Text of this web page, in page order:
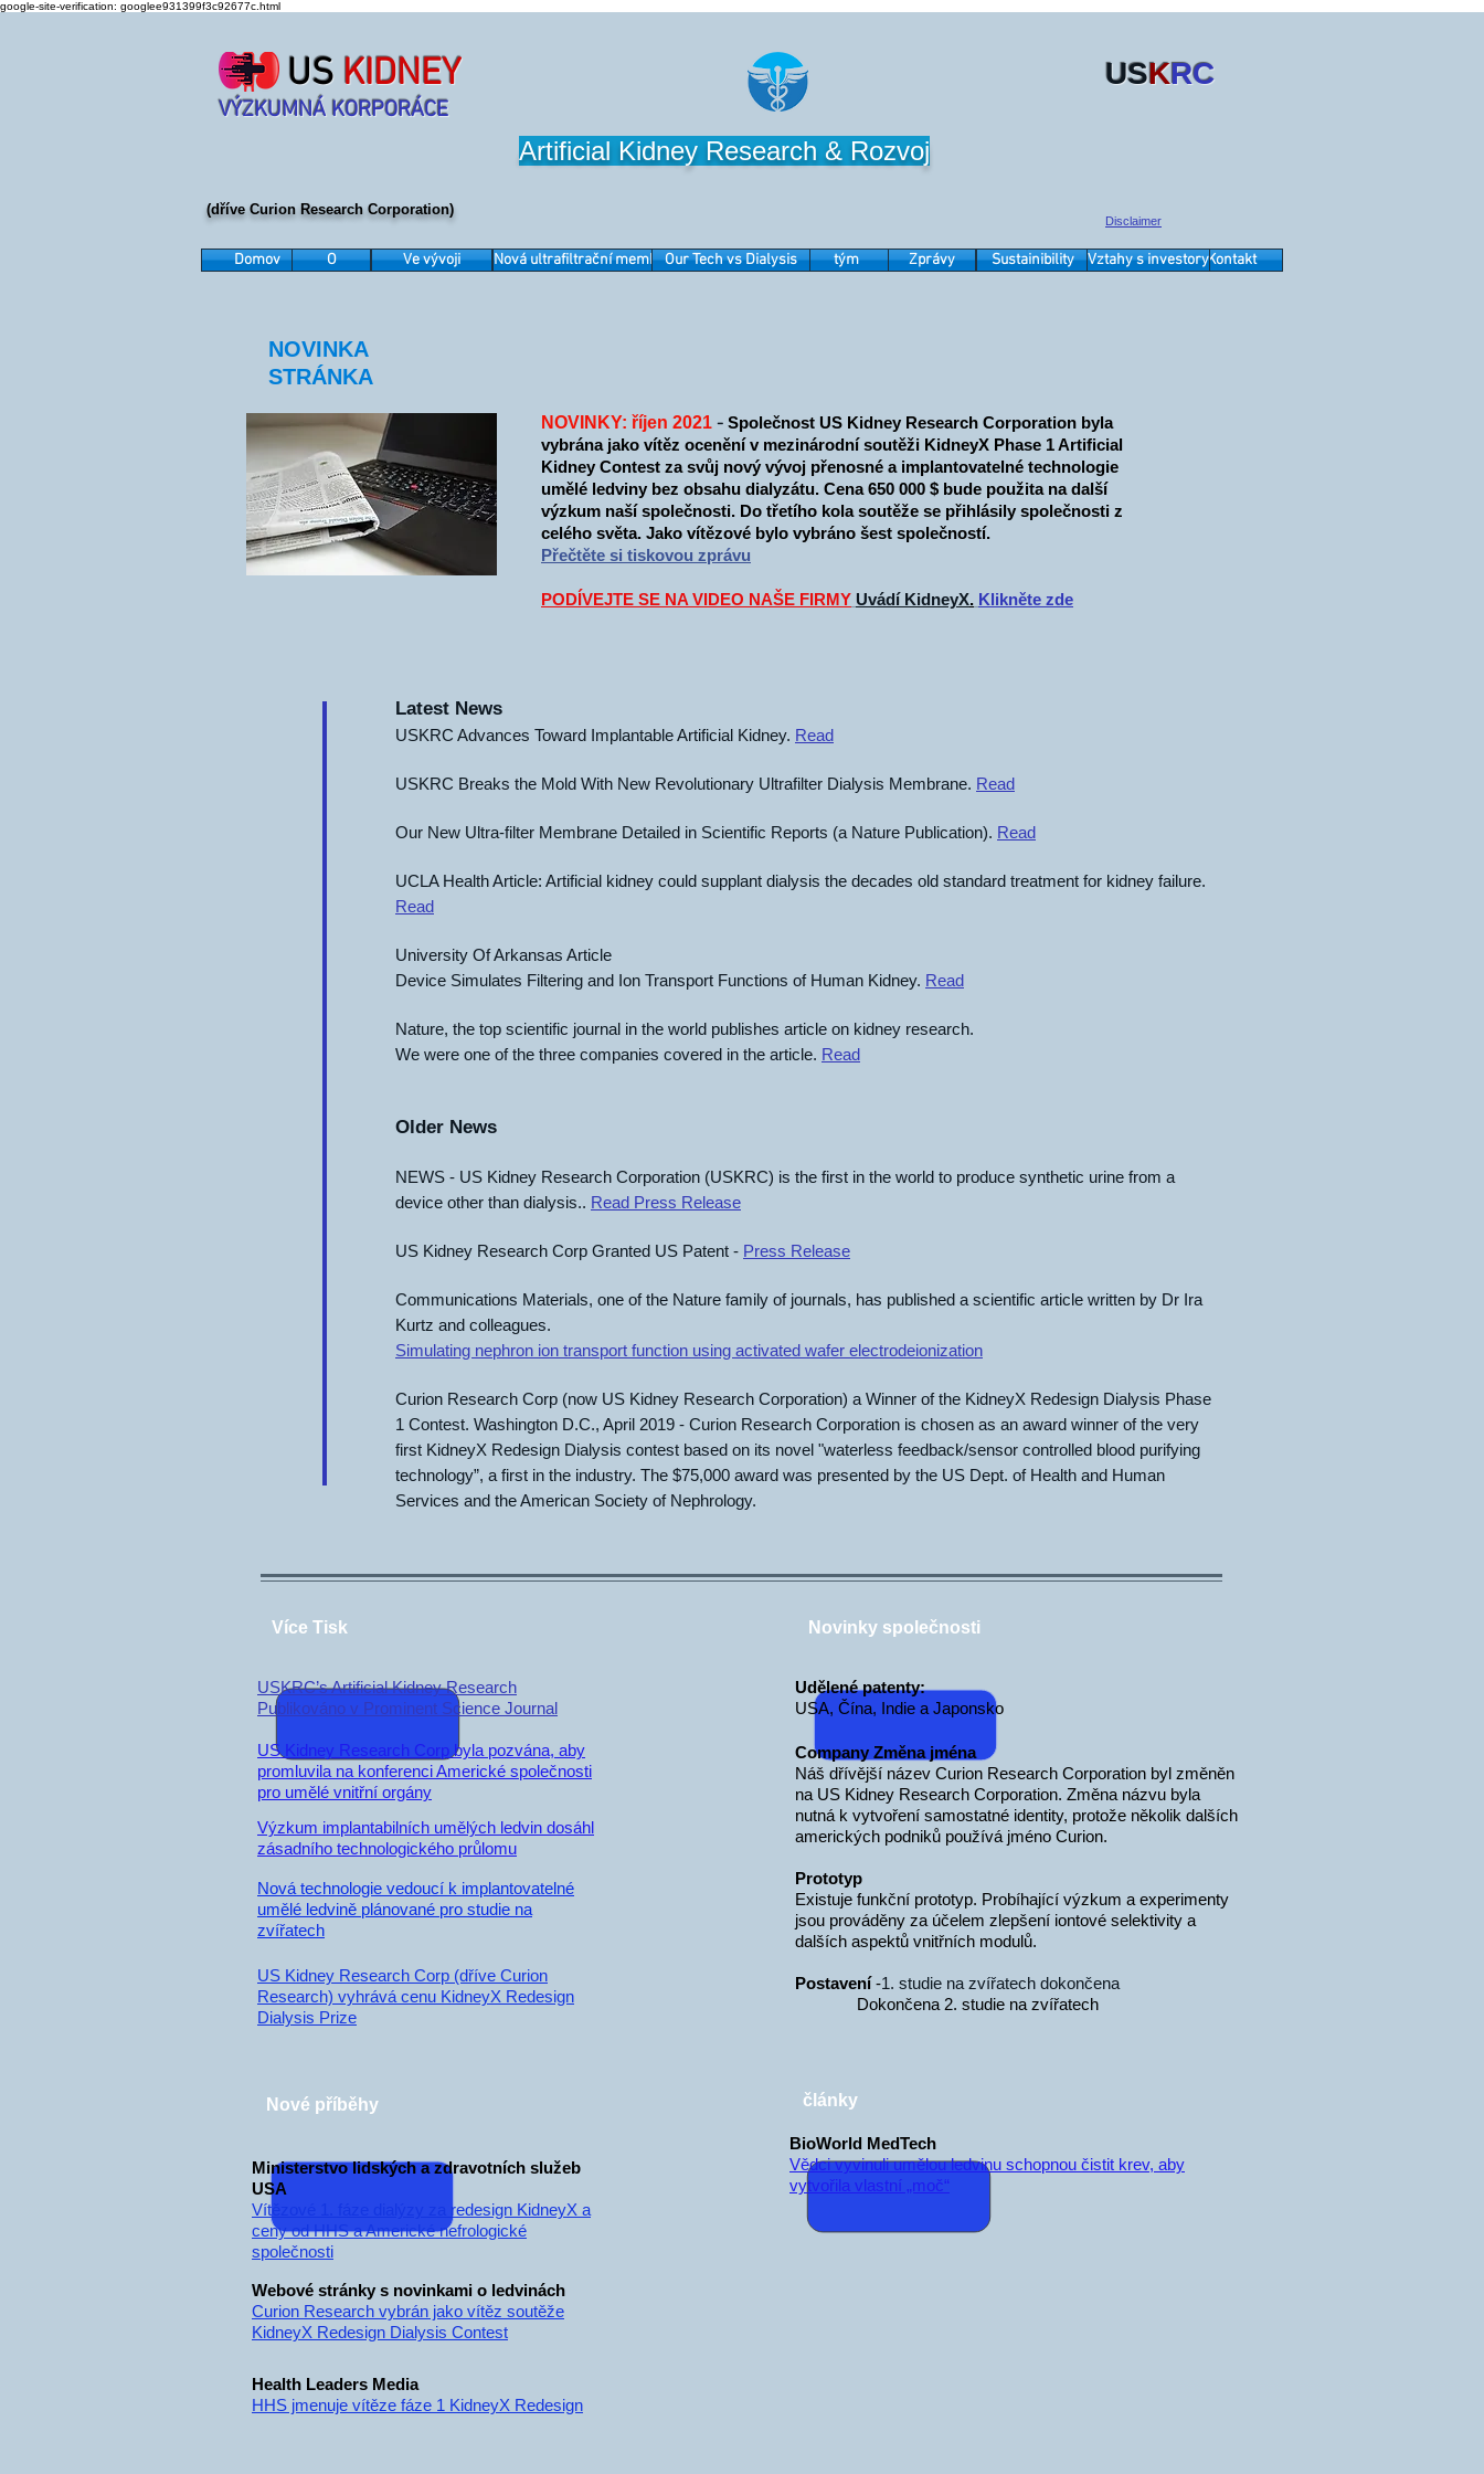
google-site-verification: googlee931399f3c92677c.html
US KIDNEY
VÝZKUMNÁ KORPORÁCE
USKRC
Artificial Kidney Research & Rozvoj
(dříve Curion Research Corporation)
Disclaimer
Domov O Ve vývoji Nová ultrafiltrační membrána tým Zprávy
Our Tech vs Dialysis Kontakt
Sustainibility Vztahy s investory
NOVINKA
STRÁNKA
NOVINKY: říjen 2021 - Společnost US Kidney Research Corporation byla
vybrána jako vítěz ocenění v mezinárodní soutěži KidneyX Phase 1 Artificial
Kidney Contest za svůj nový vývoj přenosné a implantovatelné technologie
umělé ledviny bez obsahu dialyzátu. Cena 650 000 $ bude použita na další
výzkum naší společnosti. Do třetího kola soutěže se přihlásily společnosti z
celého světa. Jako vítězové bylo vybráno šest společností.
Přečtěte si tiskovou zprávu
PODÍVEJTE SE NA VIDEO NAŠE FIRMY Uvádí KidneyX. Klikněte zde
Latest News
USKRC Advances Toward Implantable Artificial Kidney. Read
USKRC Breaks the Mold With New Revolutionary Ultrafilter Dialysis Membrane. Read
Our New Ultra-filter Membrane Detailed in Scientific Reports (a Nature Publication). Read
UCLA Health Article: Artificial kidney could supplant dialysis the decades old standard treatment for kidney failure.
Read
University Of Arkansas Article
Device Simulates Filtering and Ion Transport Functions of Human Kidney. Read
Nature, the top scientific journal in the world publishes article on kidney research.
We were one of the three companies covered in the article. Read
Older News
NEWS - US Kidney Research Corporation (USKRC) is the first in the world to produce synthetic urine from a
device other than dialysis.. Read Press Release
US Kidney Research Corp Granted US Patent - Press Release
Communications Materials, one of the Nature family of journals, has published a scientific article written by Dr Ira
Kurtz and colleagues.
Simulating nephron ion transport function using activated wafer electrodeionization
Curion Research Corp (now US Kidney Research Corporation) a Winner of the KidneyX Redesign Dialysis Phase
1 Contest. Washington D.C., April 2019 - Curion Research Corporation is chosen as an award winner of the very
first KidneyX Redesign Dialysis contest based on its novel "waterless feedback/sensor controlled blood purifying
technology”, a first in the industry. The $75,000 award was presented by the US Dept. of Health and Human
Services and the American Society of Nephrology.
Více Tisk
USKRC’s Artificial Kidney Research
Publikováno v Prominent Science Journal
US Kidney Research Corp byla pozvána, aby
promluvila na konferenci Americké společnosti
pro umělé vnitřní orgány
Výzkum implantabilních umělých ledvin dosáhl
zásadního technologického průlomu
Nová technologie vedoucí k implantovatelné
umělé ledvině plánované pro studie na
zvířatech
US Kidney Research Corp (dříve Curion
Research) vyhrává cenu KidneyX Redesign
Dialysis Prize
Nové příběhy
Ministerstvo lidských a zdravotních služeb
USA
Vítězové 1. fáze dialýzy za redesign KidneyX a
ceny od HHS a Americké nefrologické
společnosti
Webové stránky s novinkami o ledvinách
Curion Research vybrán jako vítěz soutěže
KidneyX Redesign Dialysis Contest
Health Leaders Media
HHS jmenuje vítěze fáze 1 KidneyX Redesign
Novinky společnosti
Udělené patenty:
USA, Čína, Indie a Japonsko
Company Změna jména
Náš dřívější název Curion Research Corporation byl změněn
na US Kidney Research Corporation. Změna názvu byla
nutná k vytvoření samostatné identity, protože několik dalších
amerických podniků používá jméno Curion.
Prototyp
Existuje funkční prototyp. Probíhající výzkum a experimenty
jsou prováděny za účelem zlepšení iontové selektivity a
dalších aspektů vnitřních modulů.
Postavení-1. studie na zvířatech dokončena
Dokončena 2. studie na zvířatech
články
BioWorld MedTech
Vědci vyvinuli umělou ledvinu schopnou čistit krev, aby
vytvořila vlastní „moč“